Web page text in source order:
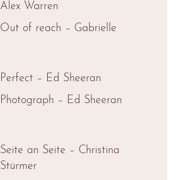
Alex Warren
Out of reach – Gabrielle
Perfect – Ed Sheeran
Photograph – Ed Sheeran
Seite an Seite – Christina
Stürmer